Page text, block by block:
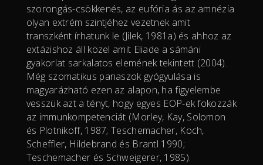
szorongás-csökkenés, az eufória ás az amnézia
olyan extrém szintjéhez vezetnek amit
transzként írhatunk le (Jilek, 1981a) és ahhoz az
extázishoz áll közel amit Eliade a sámáni
gyakorlat sarkalatos elemének tekintett (2004).
Még szomatikus panaszok gyógyulása is
magyarázható ezen az alapon, ha figyelembe
vesszük azt a tényt, hogy egyes EOP-ek fokozzák
az immunkompetenciát (Morley, Kay, Solomon
és Plotnikoff, 1987; Teschemacher, Koch,
Scheffler, Hildebrand és Brantl 1990;
Teschemacher és Schweigerer, 1985).